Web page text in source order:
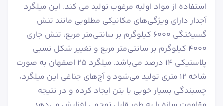
استفاده از مواد اولیه مرغوب تولید می کند. این میلگرد
آجدار دارای ویژگی‌های مکانیکی مطلوبی مانند تنش
گسیختگی ۶۰۰۰ کیلوگرم بر سانتی‌متر مربع، تنش جاری
۴۰۰۰ کیلوگرم بر سانتی‌متر مربع و تغییر شکل نسبی
پلاستیکی ۱۴ درصد می‌باشد. میلگرد ۲۵ اصفهان به صورت
شاخه 12 متری تولید می‌شود و آج‌های جناغی این میلگرد،
چسبندگی بسیار خوبی با بتن ایجاد کرده و در نتیجه